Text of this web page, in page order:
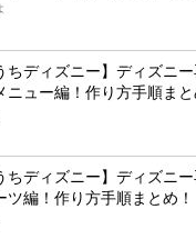
ちディズニー】ディズニ
ニュー編！作り方手順まと
ちディズニー】ディズニ
ツ編！作り方手順まとめ！